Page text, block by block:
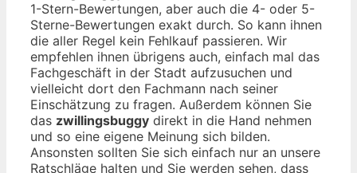
1-Stern-Bewertungen, aber auch die 4- oder 5-
Sterne-Bewertungen exakt durch. So kann ihnen
die aller Regel kein Fehlkauf passieren. Wir
empfehlen ihnen übrigens auch, einfach mal das
Fachgeschäft in der Stadt aufzusuchen und
vielleicht dort den Fachmann nach seiner
Einschätzung zu fragen. Außerdem können Sie
das zwillingsbuggy direkt in die Hand nehmen
und so eine eigene Meinung sich bilden.
Ansonsten sollten Sie sich einfach nur an unsere
Ratschläge halten und Sie werden sehen, dass